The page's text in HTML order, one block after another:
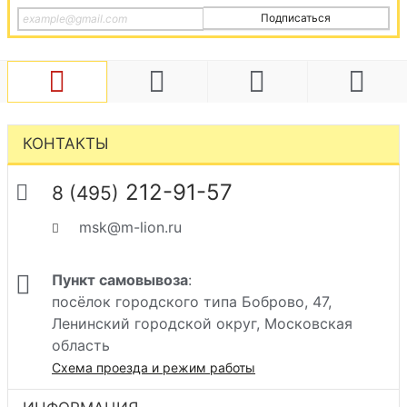
Подписаться
КОНТАКТЫ
8 (495) 212-91-57
msk@m-lion.ru
Пункт самовывоза:
посёлок городского типа Боброво, 47,
Ленинский городской округ, Московская
область
Схема проезда и режим работы